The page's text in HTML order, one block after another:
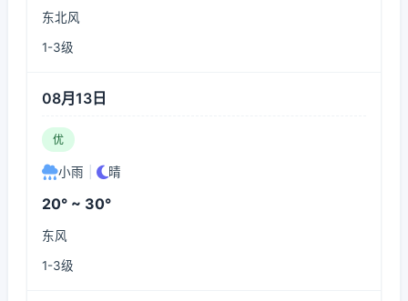
东北风
1-3级
08月13日
优
小雨 晴
20° ~ 30°
东风
1-3级